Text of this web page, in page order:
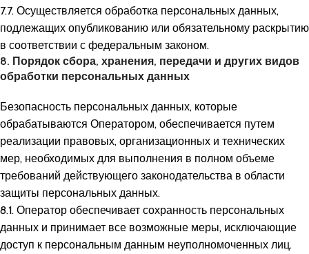
7.7. Осуществляется обработка персональных данных,
подлежащих опубликованию или обязательному раскрытию
в соответствии с федеральным законом.
8. Порядок сбора, хранения, передачи и других видов
обработки персональных данных
Безопасность персональных данных, которые
обрабатываются Оператором, обеспечивается путем
реализации правовых, организационных и технических
мер, необходимых для выполнения в полном объеме
требований действующего законодательства в области
защиты персональных данных.
8.1. Оператор обеспечивает сохранность персональных
данных и принимает все возможные меры, исключающие
доступ к персональным данным неуполномоченных лиц.